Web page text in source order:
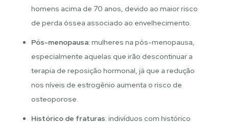
homens acima de 70 anos, devido ao maior risco
de perda óssea associado ao envelhecimento.
Pós-menopausa: mulheres na pós-menopausa,
especialmente aquelas que irão descontinuar a
terapia de reposição hormonal, já que a redução
nos níveis de estrogênio aumenta o risco de
osteoporose.
Histórico de fraturas: indivíduos com histórico